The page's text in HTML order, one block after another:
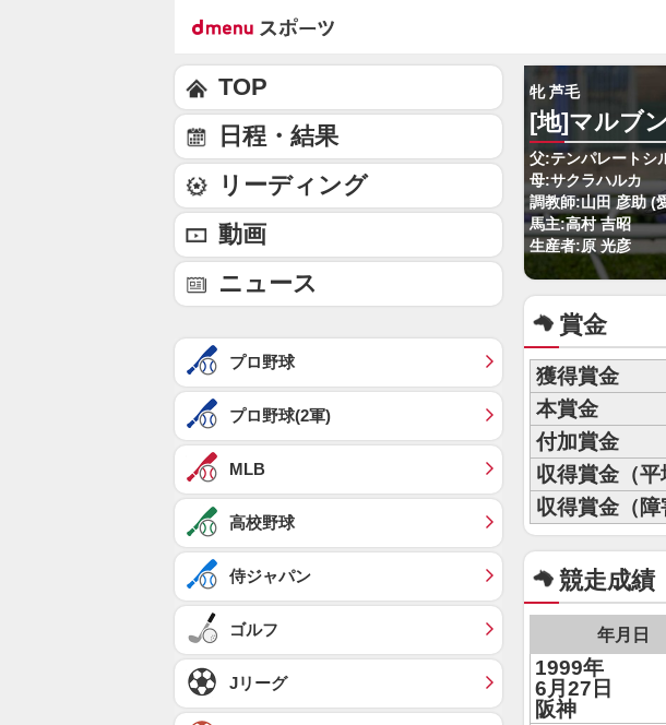
牝 芦毛
[地]マルブ
父:テンパレートシ
母:サクラハルカ
調教師:山田 彦助 (
馬主:高村 吉昭
生産者:原 光彦
賞金
獲得賞金
本賞金
付加賞金
収得賞金（平
収得賞金（障
競走成績
年月日
1999年
6月27日
阪神
TOP
日程・結果
リーディング
動画
ニュース
プロ野球
プロ野球(2軍)
MLB
高校野球
侍ジャパン
ゴルフ
Jリーグ